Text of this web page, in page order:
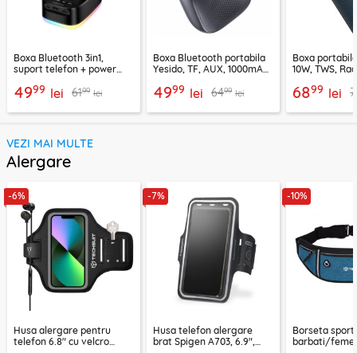
Boxa Bluetooth 3in1,
suport telefon + power
BR200
4999 lei 6199 lei
Boxa Bluetooth portabila
Yesido, TF, AUX, 1000mAh,
4999 lei 6499 lei
Boxa
10W, TWS,
6899 lei
VEZI MAI MULTE
Alergare
-6%
Husa alergare pentru
telefon 6.8" cu velcro
-7%
Husa telefon alergare
brat Spigen A703, 6.9",
-10%
Borseta
barbati/femei